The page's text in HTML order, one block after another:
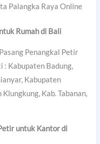
Palangka Raya Online
Rumah di Bali
Penangkal Petir
Kabupaten Badung,
Kabupaten
Kab. Tabanan,
untuk Kantor di